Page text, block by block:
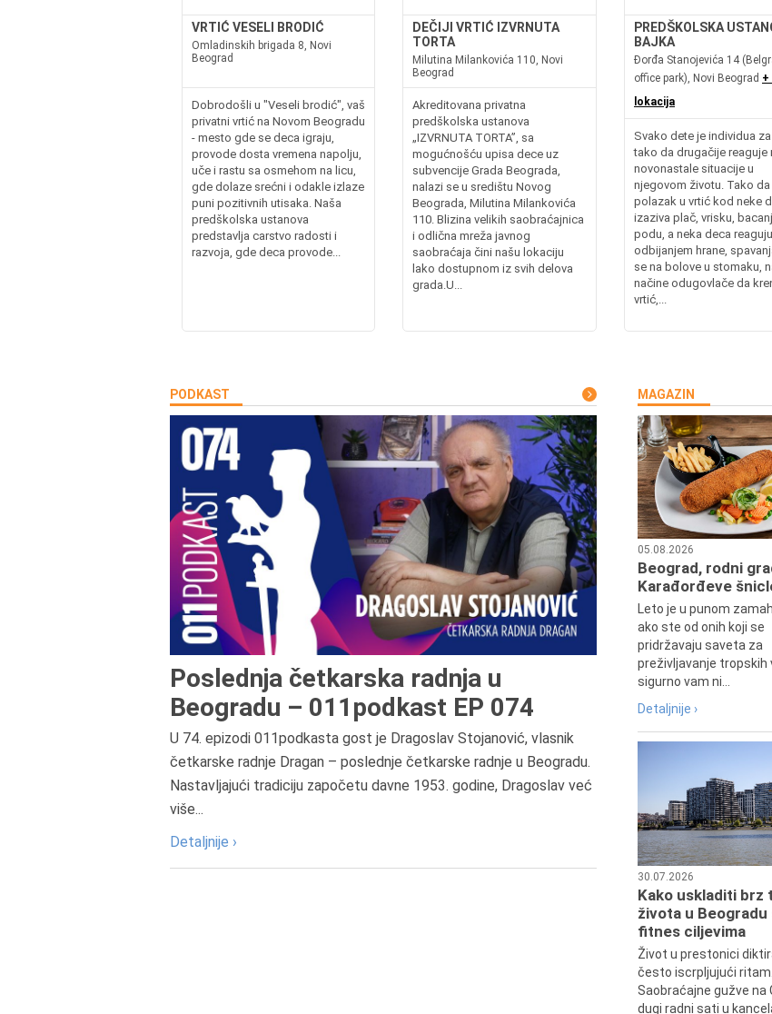
VRTIĆ VESELI BRODIĆ
Omladinskih brigada 8, Novi
Beograd
Dobrodošli u "Veseli brodić", vaš
privatni vrtić na Novom Beogradu
- mesto gde se deca igraju,
provode dosta vremena napolju,
uče i rastu sa osmehom na licu,
gde dolaze srećni i odakle izlaze
puni pozitivnih utisaka. Naša
predškolska ustanova
predstavlja carstvo radosti i
razvoja, gde deca provode...
DEČIJI VRTIĆ IZVRNUTA
TORTA
Milutina Milankovića 110, Novi
Beograd
Akreditovana privatna
predškolska ustanova
„IZVRNUTA TORTA”, sa
mogućnošću upisa dece uz
subvencije Grada Beograda,
nalazi se u središtu Novog
Beograda, Milutina Milankovića
110. Blizina velikih saobraćajnica
i odlična mreža javnog
saobraćaja čini našu lokaciju
lako dostupnom iz svih delova
grada.U...
PREDŠKOLSKA
BAJKA
Đorđa Stanojevića 14
office park), Novi Beograd +
lokacija
Svako dete je individua za
tako da drugačije reaguje
novonastale situacije u
njegovom životu. Tako da
polazak u vrtić kod neke
izaziva plač, vrisku,
podu, a neka deca reaguju
odbijanjem hrane,
se na bolove u stomaku,
načine odugovlače da
vrtić,...
PODKAST
Poslednja četkarska radnja u
Beogradu – 011podkast EP 074
U 74. epizodi 011podkasta gost je Dragoslav Stojanović, vlasnik
četkarske radnje Dragan – poslednje četkarske radnje u Beogradu.
Nastavljajući tradiciju započetu davne 1953. godine, Dragoslav već
više...
Detaljnije ›
MAGAZIN
05.08.2026
Beograd, rodni
Karađorđeve
Leto je u punom
ako ste od onih koji se
pridržavaju saveta za
preživljavanje tropskih
sigurno vam ni...
Detaljnije ›
30.07.2026
Kako uskladiti brz
života u Beogradu
fitnes ciljevima
Život u prestonici
često iscrpljujući ritam.
Saobraćajne gužve na
dugi radni sati u
Dositej Obradović je
u Beograd, gde je
prosvetni rad, čime je
najavljen povratak
srpske kulture južno od
Dunava.